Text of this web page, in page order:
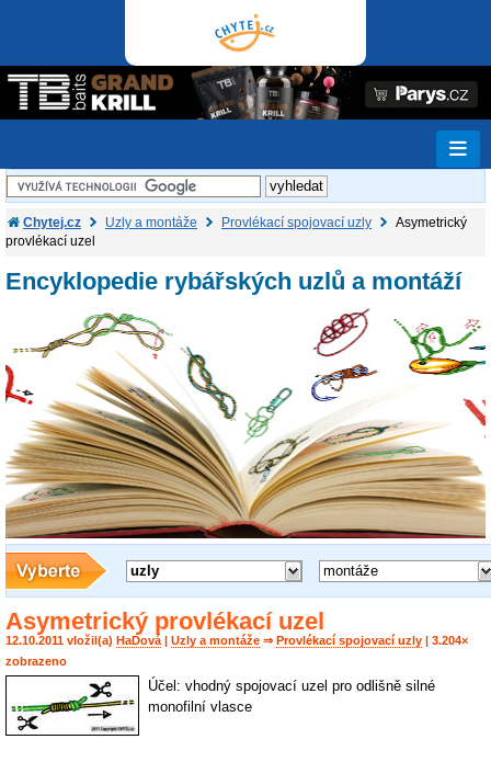
Chytej.cz Uzly a montáže Provlékací spojovací uzly
Asymetrický
provlékací uzel
Encyklopedie rybářských uzlů a montáží
uzly montáže
Asymetrický provlékací uzel
12.10.2011 vložil(a) HaDová | Uzly a montáže ⇒ Provlékací spojovací uzly | 3.204×
zobrazeno
Účel: vhodný spojovací uzel pro odlišně silné
monofilní vlasce